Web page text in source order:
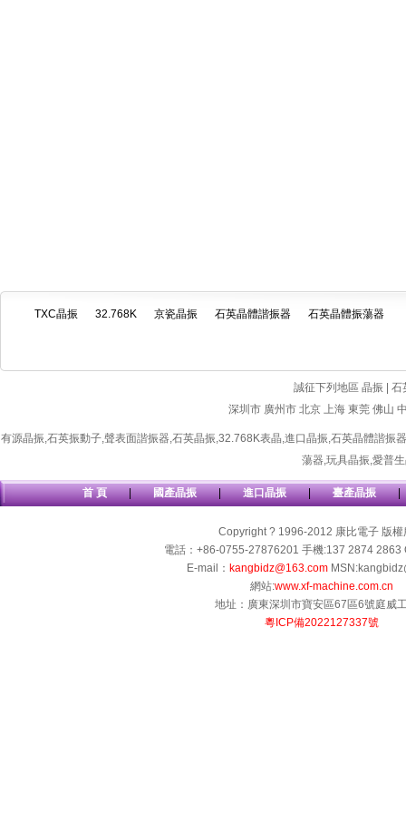
TXC晶振 32.768K 京瓷晶振 石英晶體諧振器 石英晶體振蕩器
誠征下列地區 晶振 |
深圳市 廣州市 北京 上海 東莞 佛山
有源晶振,石英振動子,聲表面諧振器,石英晶振,32.768K表晶,進口晶振,石英晶體諧振器
蕩器,玩具晶振,愛普
首 頁 | 國產晶振 | 進口晶振 | 臺產晶振 |
Copyright ? 1996-2012 康比電子 版權
電話：+86-0755-27876201 手機:137 2874 2863
E-mail： kangbidz@163.com
網站:www.xf-machine.com.cn
地址：廣東深圳市寶安區67區6號庭威
粵ICP備2022127337號